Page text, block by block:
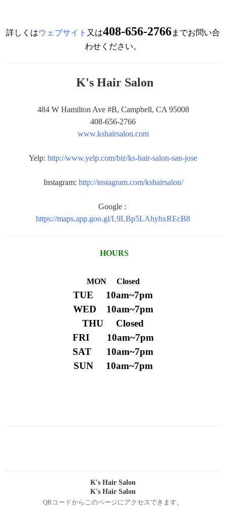
詳しくはウェブサイト 又は408-656-2766までお問い合
わせください。
K's Hair Salon
484 W Hamilton Ave #B, Campbell, CA 95008
408-656-2766
www.kshairsalon.com
Yelp: http://www.yelp.com/biz/ks-hair-salon-san-jose
Instagram: http://instagram.com/kshairsalon/
Google :
https://maps.app.goo.gl/L9LBp5LAhyhxREcB8
HOURS
MON Closed
TUE 10am~7pm
WED 10am~7pm
THU Closed
FRI 10am~7pm
SAT 10am~7pm
SUN 10am~7pm
K's Hair Salon
K's Hair Salon
QRコードからこのページにアクセスできます。